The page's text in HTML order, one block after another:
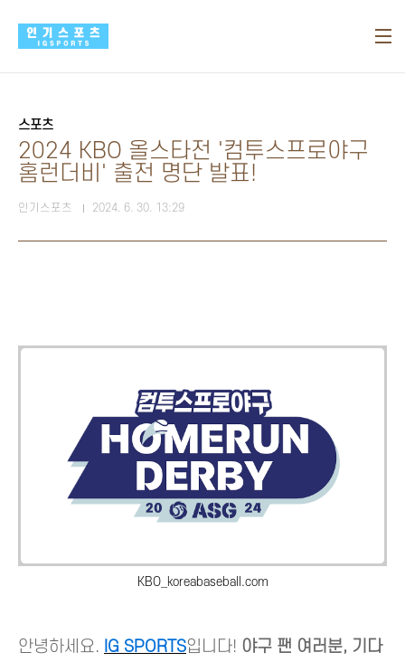
스포츠
2024 KBO 올스타전 '컴투스프로야구
홈런더비' 출전 명단 발표!
인기스포츠 2024. 6. 30. 13:29
KBO_koreabaseball.com
안녕하세요. IG SPORTS입니다! 야구 팬 여러분, 기다